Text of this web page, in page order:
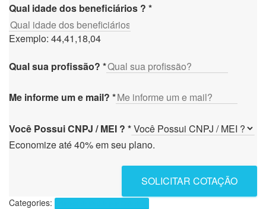
Qual idade dos beneficiários ? *
Exemplo: 44,41,18,04
Qual sua profissão? *
Me informe um e mail? *
Você Possui CNPJ / MEI ? *
Economize até 40% em seu plano.
SOLICITAR COTAÇÃO
Categories: